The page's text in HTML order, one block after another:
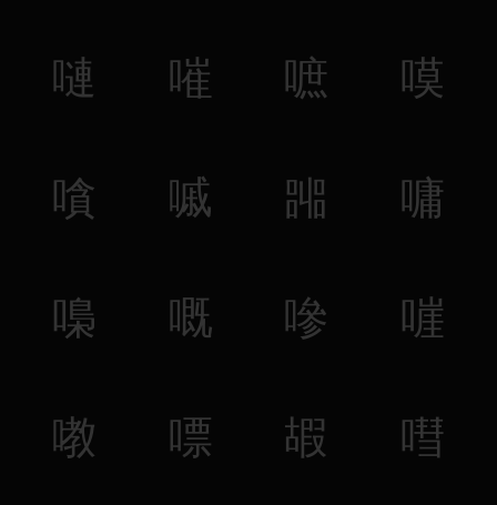
嗹 嗺 嗻 嗼
嗿 嘁 嘂 嘃
嘄 嘅 嘇 嘊
嘋 嘌 嘏 嘒